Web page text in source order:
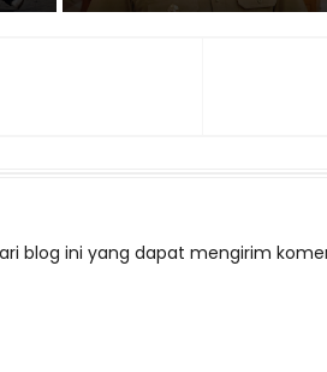
blog ini yang dapat mengirim